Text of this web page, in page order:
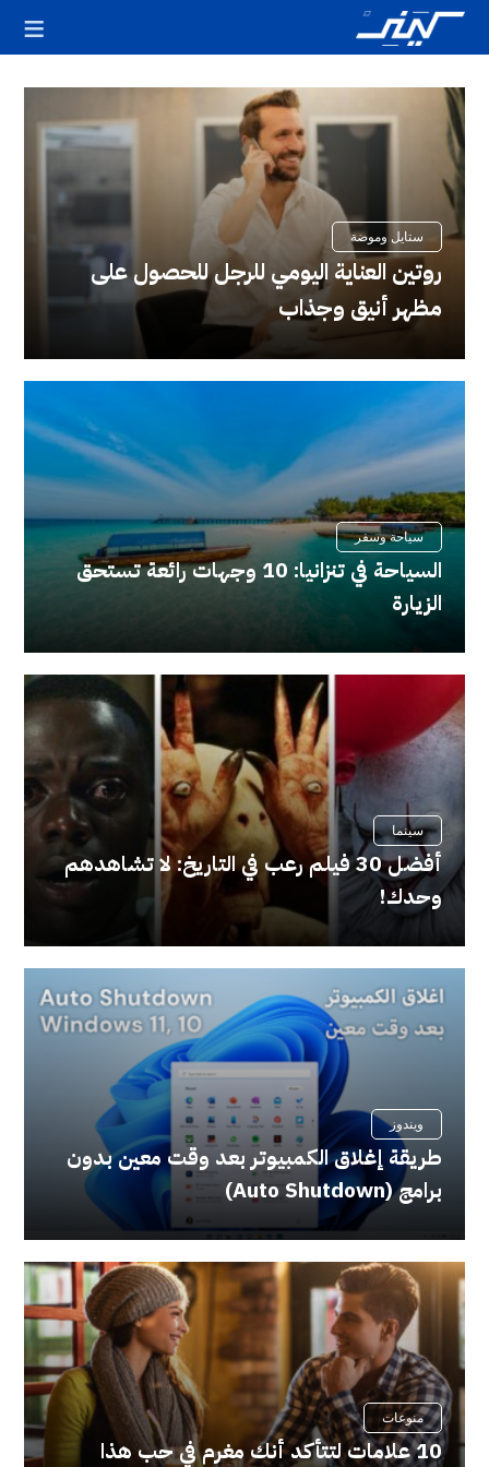
كيف
مقالات
مميزة
ستايل وموضة
روتين العناية اليومي للرجل للحصول على
مظهر أنيق وجذاب
سياحة وسفر
السياحة في تنزانيا: 10 وجهات رائعة تستحق
الزيارة
سينما
أفضل 30 فيلم رعب في التاريخ: لا تشاهدهم
وحدك!
ويندوز
طريقة إغلاق الكمبيوتر بعد وقت معين بدون
برامج (Auto Shutdown)
منوعات
10 علامات لتتأكد أنك مغرم في حب هذا